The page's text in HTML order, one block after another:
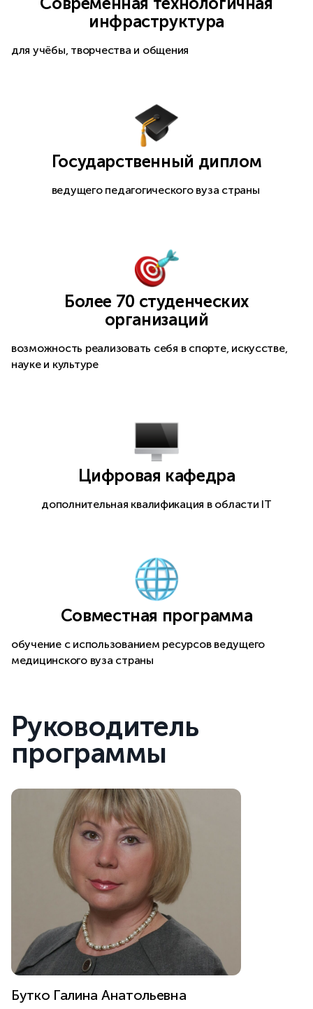
инфраструктура
для учёбы, творчества и общения
Государственный диплом
ведущего педагогического вуза страны
Более 70 студенческих
организаций
возможность реализовать себя в спорте, искусстве,
науке и культуре
Цифровая кафедра
дополнительная квалификация в области IT
Совместная программа
обучение с использованием ресурсов ведущего
медицинского вуза страны
Руководитель
программы
Бутко Галина Анатольевна